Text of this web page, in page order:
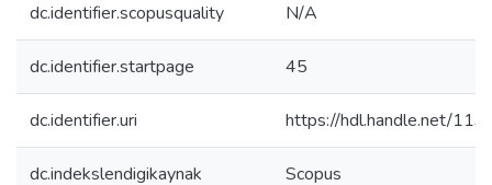
dc.identifier.scopusquality N/A
dc.identifier.startpage 45
dc.identifier.uri https://hdl.handle.net/
dc.indekslendigikaynak Scopus